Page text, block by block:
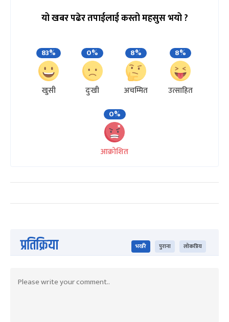
यो खबर पढेर तपाईलाई कस्तो महसुस भयो ?
83%
खुसी
0%
दुःखी
8%
अचम्मित
8%
उत्साहित
0%
आक्रोशित
प्रतिक्रिया भर्खरै पुराना लोकप्रिय